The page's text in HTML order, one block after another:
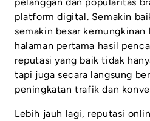
platform digital. Semakin
semakin besar
halaman pertama hasil
reputasi yang baik tidak
tapi juga secara langsung
peningkatan trafik dan
Lebih jauh lagi, reputasi